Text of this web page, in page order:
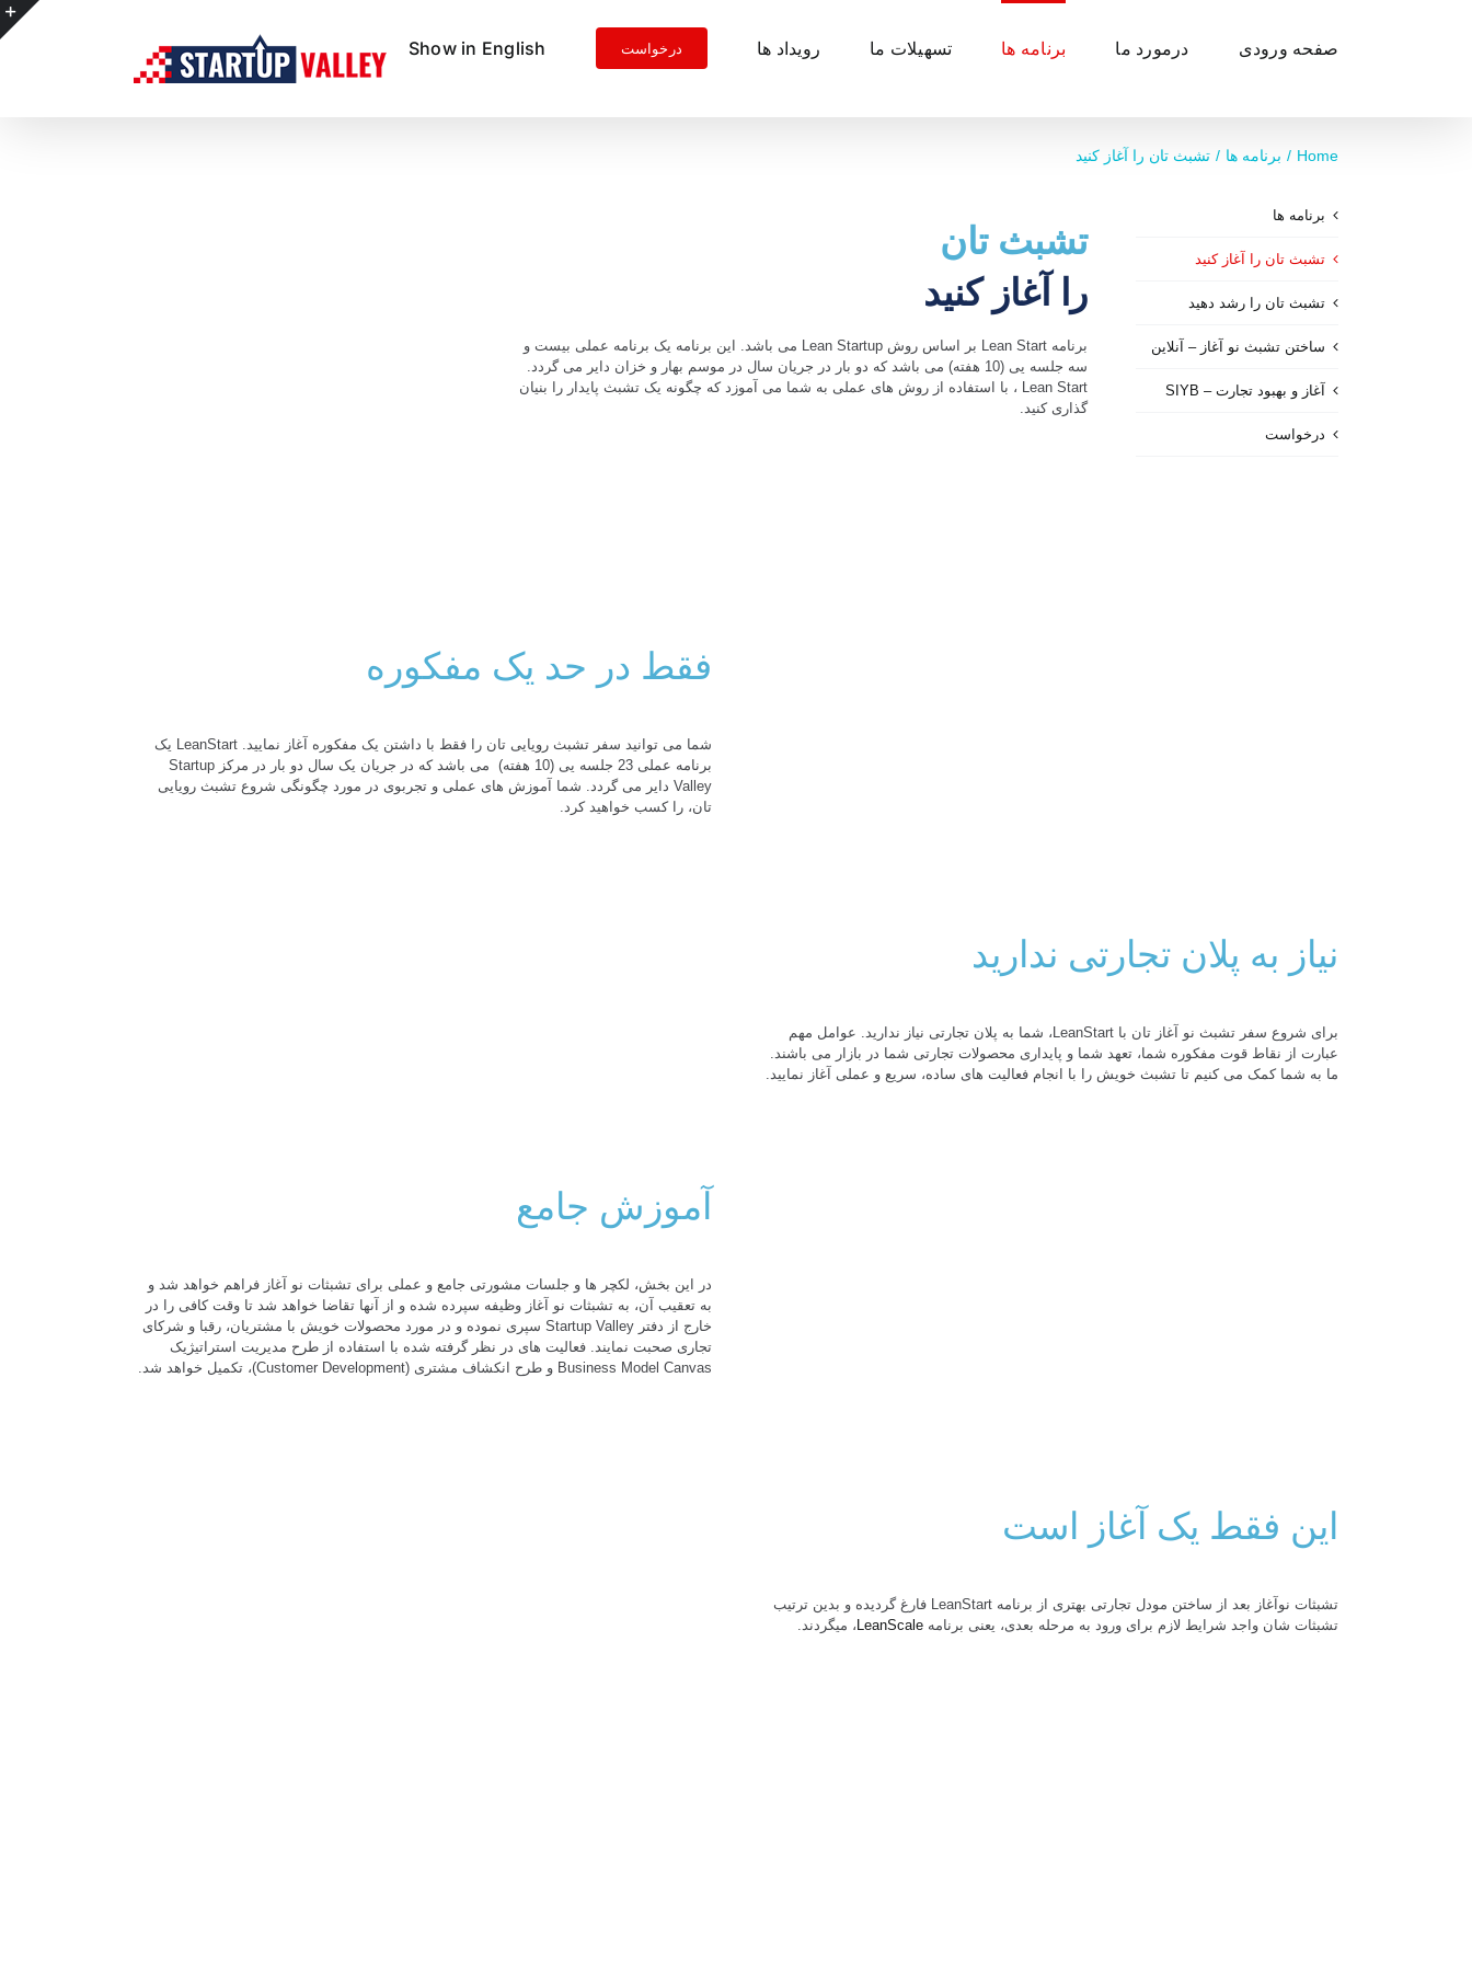
صفحه ورودی درمورد ما برنامه ها تسهیلات ما رویداد ها درخواست Show in English
Home برنامه ها تشبث تان را آغاز کنید
برنامه ها
تشبث تان را آغاز کنید
تشبث تان را رشد دهید
ساختن تشبث نو آغاز – آنلاین
آغاز و بهبود تجارت – SIYB
درخواست
تشبث تان
را آغاز کنید
برنامه Lean Start بر اساس روش Lean Startup می باشد. این برنامه یک برنامه عملی بیست و
سه جلسه یی (10 هفته) می باشد که دو بار در جریان سال در موسم بهار و خزان دایر می گردد.
Lean Start ، با استفاده از روش های عملی به شما می آموزد که چگونه یک تشبث پایدار را بنیان
گذاری کنید.
فقط در حد یک مفکوره
شما می توانید سفر تشبث رویایی تان را فقط با داشتن یک مفکوره آغاز نمایید. LeanStart یک
برنامه عملی 23 جلسه یی (10 هفته) می باشد که در جریان یک سال دو بار در مرکز Startup
Valley دایر می گردد. شما آموزش های عملی و تجربوی در مورد چگونگی شروع تشبث رویایی
تان، را کسب خواهید کرد.
نیاز به پلان تجارتی ندارید
برای شروع سفر تشبث نو آغاز تان با LeanStart، شما به پلان تجارتی نیاز ندارید. عوامل مهم
عبارت از نقاط قوت مفکوره شما، تعهد شما و پایداری محصولات تجارتی شما در بازار می باشند.
ما به شما کمک می کنیم تا تشبث خویش را با انجام فعالیت های ساده، سریع و عملی آغاز نمایید.
آموزش جامع
در این بخش، لکچر ها و جلسات مشورتی جامع و عملی برای تشبثات نو آغاز فراهم خواهد شد و
به تعقیب آن، به تشبثات نو آغاز وظیفه سپرده شده و از آنها تقاضا خواهد شد تا وقت کافی را در
خارج از دفتر Startup Valley سپری نموده و در مورد محصولات خویش با مشتریان، رقبا و شرکای
تجاری صحبت نمایند. فعالیت های در نظر گرفته شده با استفاده از طرح مدیریت استراتیژیک
Business Model Canvas و طرح انکشاف مشتری (Customer Development)، تکمیل خواهد شد.
این فقط یک آغاز است
تشبثات نوآغاز بعد از ساختن مودل تجارتی بهتری از برنامه LeanStart فارغ گردیده و بدین ترتیب
تشبثات شان واجد شرایط لازم برای ورود به مرحله بعدی، یعنی برنامه LeanScale ، میگردند.